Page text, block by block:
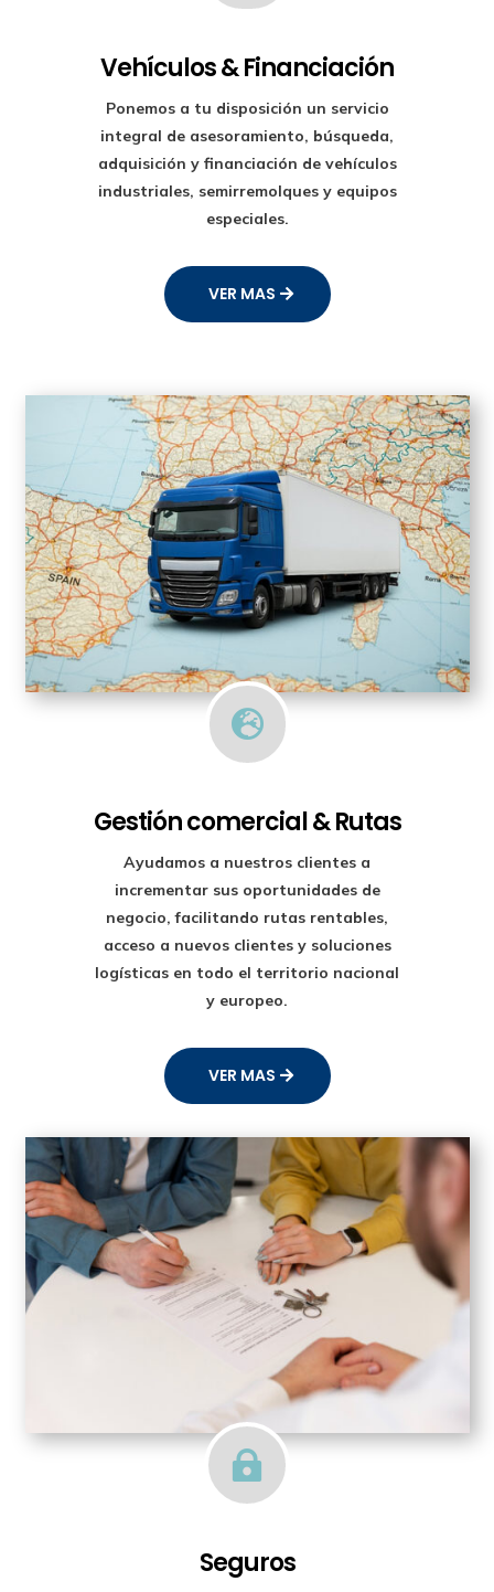
Vehículos & Financiación
Ponemos a tu disposición un servicio
integral de asesoramiento, búsqueda,
adquisición y financiación de vehículos
industriales, semirremolques y equipos
especiales.
VER MAS

Gestión comercial & Rutas
Ayudamos a nuestros clientes a
incrementar sus oportunidades de
negocio, facilitando rutas rentables,
acceso a nuevos clientes y soluciones
logísticas en todo el territorio nacional
y europeo.
VER MAS

Seguros